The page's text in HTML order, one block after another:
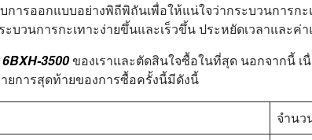
ารออกแบบอย่างพิถีพิถันเพื่อให้แน่ใจว่ากระบวนการกะ
นการกะเทาะง่ายขึ้นและเร็วขึ้น ประหยัดเวลาและค่า
3500ของเราและตัดสินใจซื้อในที่สุด นอกจากนี้ เ
ยการสุดท้ายของการซื้อครั้งนี้มีดังนี้
จำนว